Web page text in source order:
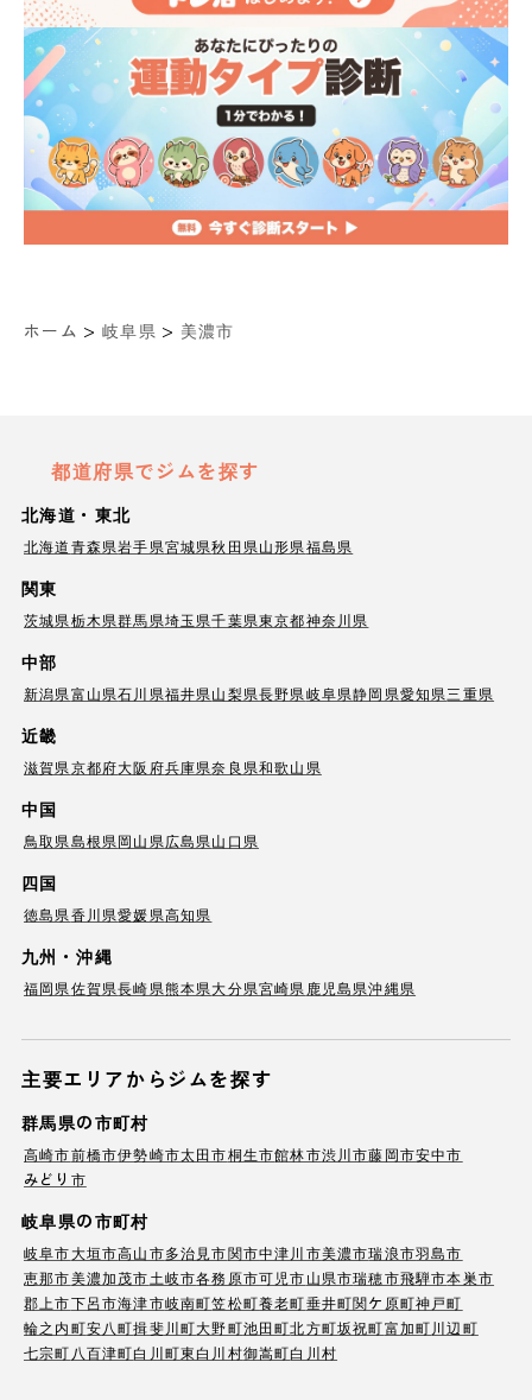
ホーム > 岐阜県 > 美濃市
都道府県でジムを探す
北海道・東北
北海道青森県岩手県宮城県秋田県山形県福島県
関東
茨城県栃木県群馬県埼玉県千葉県東京都神奈川県
中部
新潟県富山県石川県福井県山梨県長野県岐阜県静岡県愛知県三重県
近畿
滋賀県京都府大阪府兵庫県奈良県和歌山県
中国
鳥取県島根県岡山県広島県山口県
四国
徳島県香川県愛媛県高知県
九州・沖縄
福岡県佐賀県長崎県熊本県大分県宮崎県 鹿児島県沖縄県
主要エリアからジムを探す
群馬県の市町村
高崎市前橋市伊勢崎市太田市桐生市館林市渋川市藤岡市安中市
みどり市
岐阜県の市町村
岐阜市大垣市高山市多治見市関市中津川市美濃市瑞浪市羽島市
恵那市美濃加茂市土岐市各務原市可児市山県市瑞穂市飛騨市本巣市
郡上市下呂市海津市岐南町笠松町養老町垂井町関ケ原町神戸町
輪之内町安八町揖斐川町大野町池田町北方町坂祝町富加町川辺町
七宗町 八百津町白川町東白川村御嵩町白川村